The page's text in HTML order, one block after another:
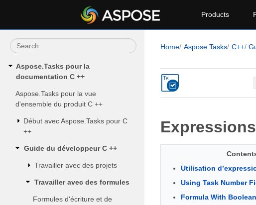
Products
Aspose.Tasks pour la
documentation C ++
Aspose.Tasks pour la vue
d'ensemble du produit C ++
Début avec Aspose.Tasks pour C
++
Guide du développeur C ++
Travailler avec des projets
Travailler avec des formules
Formules d'écriture et de
Home Aspose.Tasks C++
Utilisation
Using Task Number
Formula With